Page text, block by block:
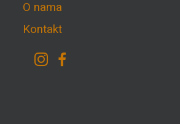
O nama
Kontakt